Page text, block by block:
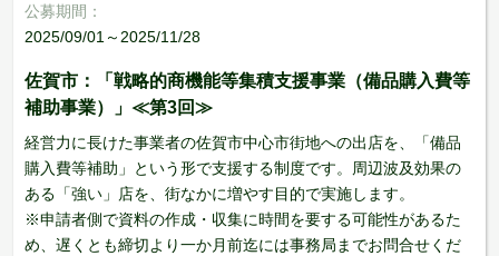
公募期間：
2025/09/01～2025/11/28
佐賀市：「戦略的商機能等集積支援事業（備品購入費等
補助事業）」≪第3回≫
経営力に長けた事業者の佐賀市中心市街地への出店を、「備品
購入費等補助」という形で支援する制度です。周辺波及効果の
ある「強い」店を、街なかに増やす目的で実施します。
※申請者側で資料の作成・収集に時間を要する可能性があるた
め、遅くとも締切より一か月前迄には事務局までお問合せくだ